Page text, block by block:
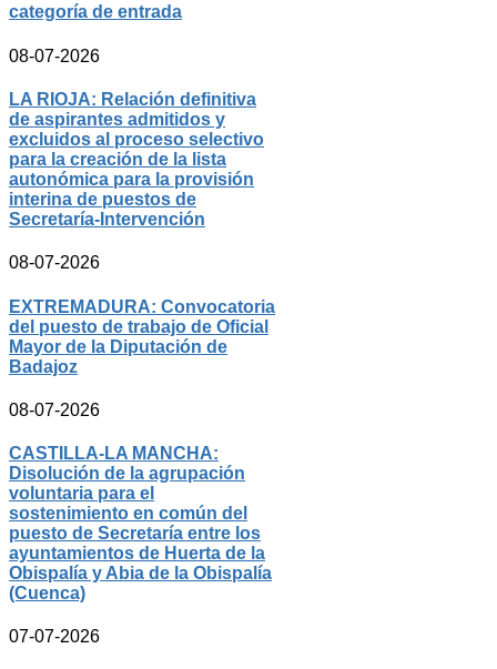
categoría de entrada
08-07-2026
LA RIOJA: Relación definitiva
de aspirantes admitidos y
excluidos al proceso selectivo
para la creación de la lista
autonómica para la provisión
interina de puestos de
Secretaría-Intervención
08-07-2026
EXTREMADURA: Convocatoria
del puesto de trabajo de Oficial
Mayor de la Diputación de
Badajoz
08-07-2026
CASTILLA-LA MANCHA:
Disolución de la agrupación
voluntaria para el
sostenimiento en común del
puesto de Secretaría entre los
ayuntamientos de Huerta de la
Obispalía y Abia de la Obispalía
(Cuenca)
07-07-2026